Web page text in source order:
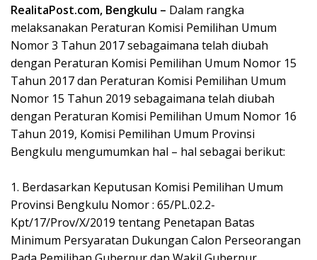
RealitaPost.com, Bengkulu – Dalam rangka
melaksanakan Peraturan Komisi Pemilihan Umum
Nomor 3 Tahun 2017 sebagaimana telah diubah
dengan Peraturan Komisi Pemilihan Umum Nomor 15
Tahun 2017 dan Peraturan Komisi Pemilihan Umum
Nomor 15 Tahun 2019 sebagaimana telah diubah
dengan Peraturan Komisi Pemilihan Umum Nomor 16
Tahun 2019, Komisi Pemilihan Umum Provinsi
Bengkulu mengumumkan hal – hal sebagai berikut:
1. Berdasarkan Keputusan Komisi Pemilihan Umum
Provinsi Bengkulu Nomor : 65/PL.02.2-
Kpt/17/Prov/X/2019 tentang Penetapan Batas
Minimum Persyaratan Dukungan Calon Perseorangan